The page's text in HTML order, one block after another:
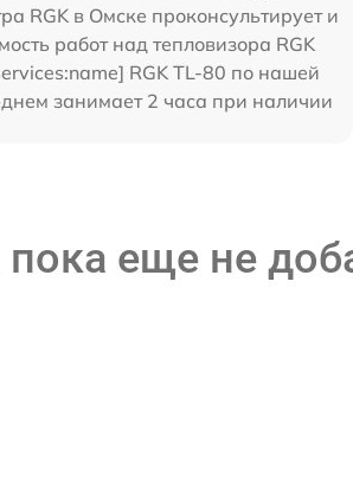
RGK в Омске проконсультирует и
работ над тепловизора RGK
RGK TL-80 по нашей
занимает 2 часа при наличии
еще не